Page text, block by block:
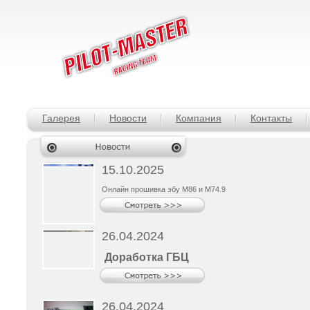
Галерея Новости Компания Контакты
15.10.2025
Онлайн прошивка эбу М86 и М74.9
26.04.2024
Доработка ГБЦ
26.04.2024